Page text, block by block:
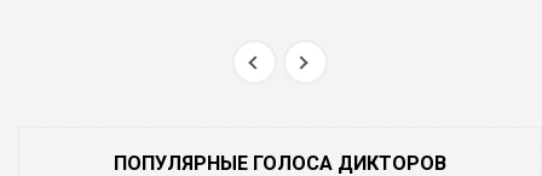
ПОПУЛЯРНЫЕ ГОЛОСА ДИКТОРОВ